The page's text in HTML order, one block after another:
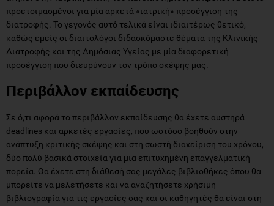
προετοιμασμένοι για μία αρκετά «ιατρική» προσέγγιση της
διατροφής. Το γεγονός αυτό τελικά είναι ιδιαιτέρως θετικό,
καθώς εμείς οι διαιτολόγοι διδασκόμαστε θέματα της Κλινικής
Διατροφής και της Δημόσιας Υγείας με μία διαφορετική
προσέγγιση που διευρύνουν τον τρόπο σκέψης μας.
Περιβάλλον εκπαίδευσης
Σε ό,τι αφορά το περιβάλλον εκπαίδευσης θα έχετε αυστηρά
deadlines και αρκετές εργασίες, που ωστόσο βοηθούν στην
ανάπτυξη κριτικής σκέψης και στη σωστή διαχείριση του χρόνου,
δύο πολύ βασικά στοιχεία για μια επιτυχημένη επαγγελματική
πορεία. Θα έχετε στη διάθεσή σας μεγάλες βιβλιοθήκες όπου θα
μπορείτε να μελετήσετε και να αναζητήσετε χρήσιμη
βιβλιογραφία για τις εργασίες σας και οι καθηγητές θα είναι στη